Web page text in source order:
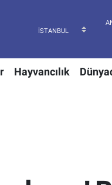
Hayvancılık